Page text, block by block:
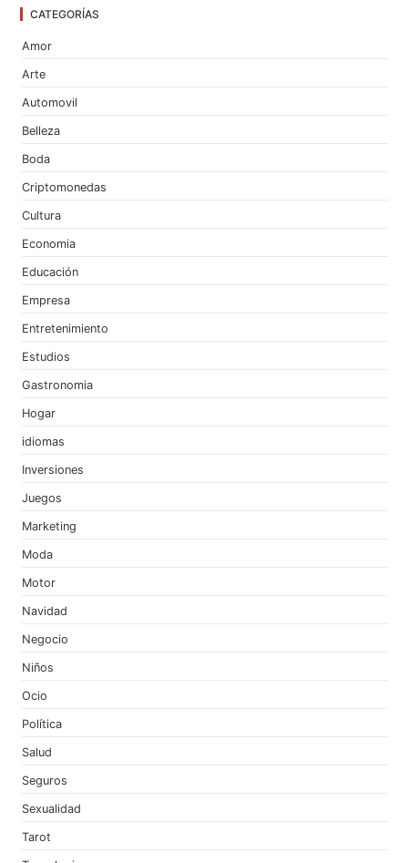
CATEGORÍAS
Amor
Arte
Automovil
Belleza
Boda
Criptomonedas
Cultura
Economia
Educación
Empresa
Entretenimiento
Estudios
Gastronomia
Hogar
idiomas
Inversiones
Juegos
Marketing
Moda
Motor
Navidad
Negocio
Niños
Ocio
Política
Salud
Seguros
Sexualidad
Tarot